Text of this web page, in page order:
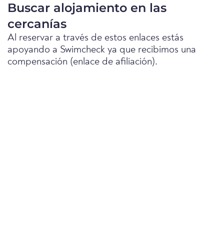
Buscar alojamiento en las
cercanías
Al reservar a través de estos enlaces estás
apoyando a Swimcheck ya que recibimos una
compensación (enlace de afiliación).